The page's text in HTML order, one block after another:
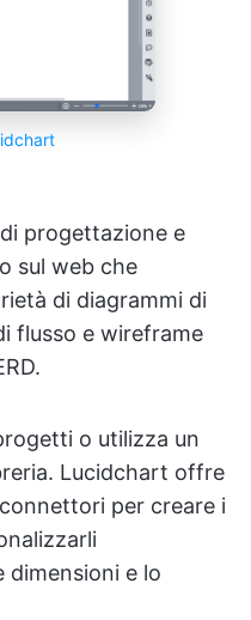
di progettazione e
sul web che
di diagrammi di
flusso e wireframe
o utilizza un
Lucidchart offre
per creare i
dimensioni e lo